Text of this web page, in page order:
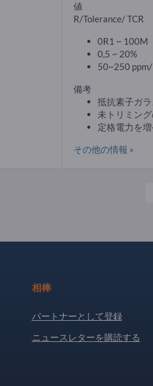
値
R/Tolerance/ TCR
0R1 ~ 100M
0,5 ~ 20%
50~250
備考
抵抗素子ガ
未トリミン
定格電力を
その他の情報 »
相棒
パートナーとして登録
ニュースレターを購読する